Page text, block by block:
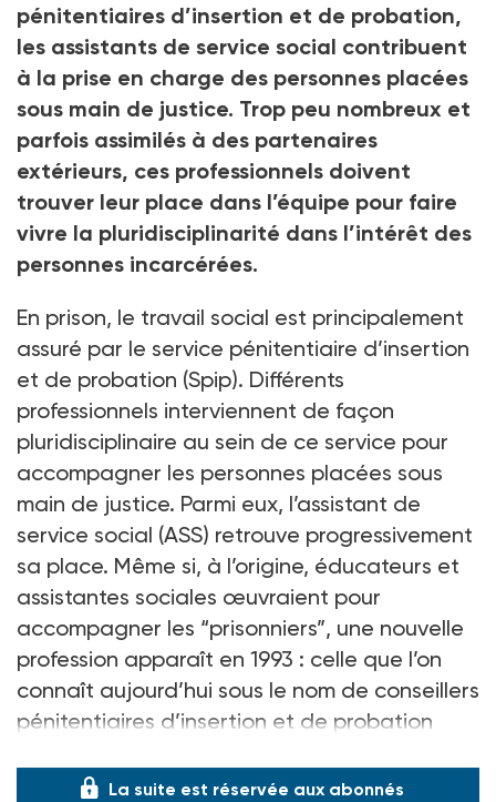
pénitentiaires d’insertion et de probation,
les assistants de service social contribuent
à la prise en charge des personnes placées
sous main de justice. Trop peu nombreux et
parfois assimilés à des partenaires
extérieurs, ces professionnels doivent
trouver leur place dans l’équipe pour faire
vivre la pluridisciplinarité dans l’intérêt des
personnes incarcérées.
En prison, le travail social est principalement
assuré par le service pénitentiaire d’insertion
et de probation (Spip). Différents
professionnels interviennent de façon
pluridisciplinaire au sein de ce service pour
accompagner les personnes placées sous
main de justice. Parmi eux, l’assistant de
service social (ASS) retrouve progressivement
sa place. Même si, à l’origine, éducateurs et
assistantes sociales œuvraient pour
accompagner les “prisonniers”, une nouvelle
profession apparaît en 1993 : celle que l’on
connaît aujourd’hui sous le nom de conseillers
pénitentiaires d’insertion et de probation
La suite est réservée aux abonnés